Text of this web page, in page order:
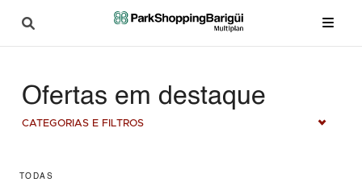
Ofertas em destaque
CATEGORIAS E FILTROS
TODAS